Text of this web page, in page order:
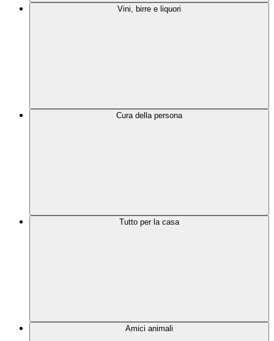
Vini, birre e liquori
Cura della persona
Tutto per la casa
Amici animali